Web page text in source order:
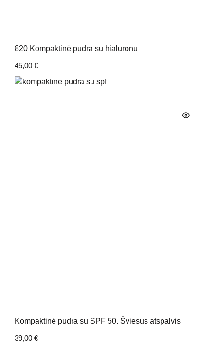
820 Kompaktinė pudra su hialuronu
45,00 €
Kompaktinė pudra su SPF 50. Šviesus atspalvis
39,00 €